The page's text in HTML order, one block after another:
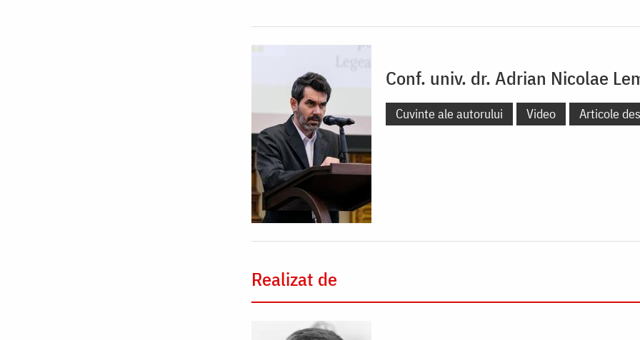
Conf. univ. dr. Adrian Nicolae
Cuvinte ale autorului Video Articole
Realizat de